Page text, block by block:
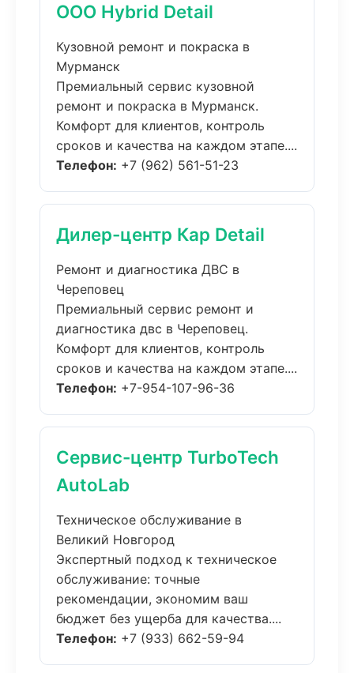
ООО Hybrid Detail
Кузовной ремонт и покраска в
Мурманск
Премиальный сервис кузовной
ремонт и покраска в Мурманск.
Комфорт для клиентов, контроль
сроков и качества на каждом этапе....
Телефон: +7 (962) 561-51-23
Дилер-центр Кар Detail
Ремонт и диагностика ДВС в
Череповец
Премиальный сервис ремонт и
диагностика двс в Череповец.
Комфорт для клиентов, контроль
сроков и качества на каждом этапе....
Телефон: +7-954-107-96-36
Сервис-центр TurboTech
AutoLab
Техническое обслуживание в
Великий Новгород
Экспертный подход к техническое
обслуживание: точные
рекомендации, экономим ваш
бюджет без ущерба для качества....
Телефон: +7 (933) 662-59-94